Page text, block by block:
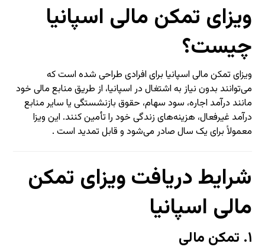
ویزای تمکن مالی اسپانیا
چیست؟
ویزای تمکن مالی اسپانیا برای افرادی طراحی شده است که
می‌توانند بدون نیاز به اشتغال در اسپانیا، از طریق منابع مالی خود
مانند درآمد اجاره، سود سهام، حقوق بازنشستگی یا سایر منابع
درآمد غیرفعال، هزینه‌های زندگی خود را تأمین کنند. این ویزا
معمولاً برای یک سال صادر می‌شود و قابل تمدید است .
شرایط دریافت ویزای تمکن
مالی اسپانیا
۱. تمکن مالی